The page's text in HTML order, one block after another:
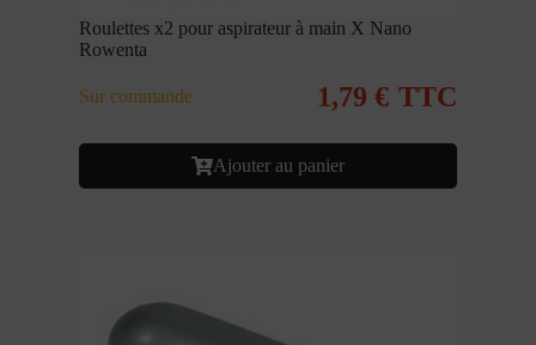
Roulettes x2 pour aspirateur à main X Nano
Rowenta
Sur commande 1,79 € TTC
Ajouter au panier